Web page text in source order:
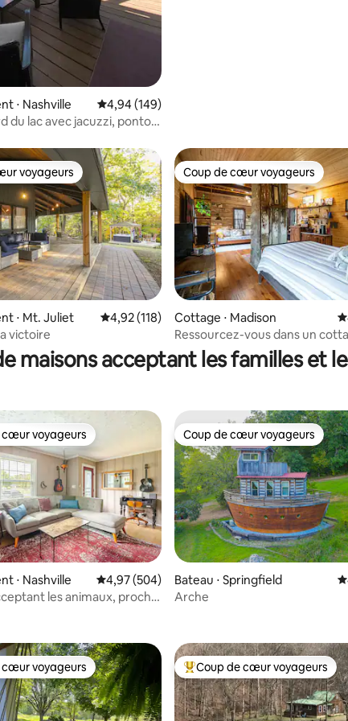
⋅ Nashville Évaluation moyenne sur la base de 149
4,94 (149)
du lac avec jacuzzi, ponton
la base de 176 commentaires : 5 sur 5
voyageurs
voyageurs
⋅ Mt. Juliet Évaluation moyenne sur la base de 118
4,92 (118)
victoire
Coup de cœur voyageurs
Coup de cœur voyageurs
Cottage ⋅ Madison
Ressourcez-vous dans un
historique préservé
maisons acceptant les familles et
de 522 commentaires : 4,86 sur 5
voyageurs les plus appréciés
cœur voyageurs
⋅ Nashville Évaluation moyenne sur la base de 504
4,97 (504)
les animaux, proche
Coup de cœur voyageurs
Coup de cœur voyageurs
Bateau ⋅ Springfield
Arche
voyageurs les plus appréciés
cœur voyageurs Coups de cœur voyageurs les
Coup de cœur voyageurs